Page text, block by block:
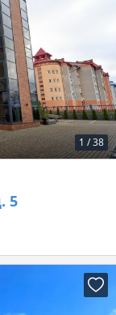
1 /38
5